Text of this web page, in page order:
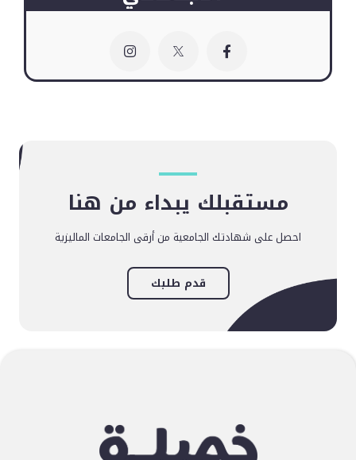
مستقبلك يبداء من هنا
احصل على شهادتك الجامعية من أرقى الجامعات الماليزية
قدم طلبك